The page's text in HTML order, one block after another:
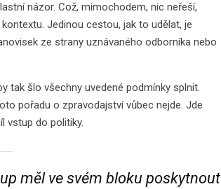
názor. Což, mimochodem, nic neřeší,
Jedinou cestou, jak to udělat, je
ze strany uznávaného odborníka nebo
tak šlo všechny uvedené podmínky splnit.
pořadu o zpravodajství vůbec nejde. Jde
vstup do politiky.
měl ve svém bloku poskytnout